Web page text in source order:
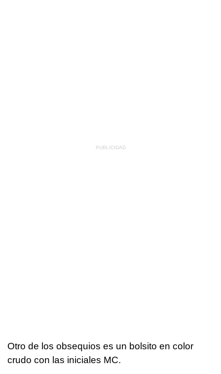
Otro de los obsequios es un bolsito en color
crudo con las iniciales MC.